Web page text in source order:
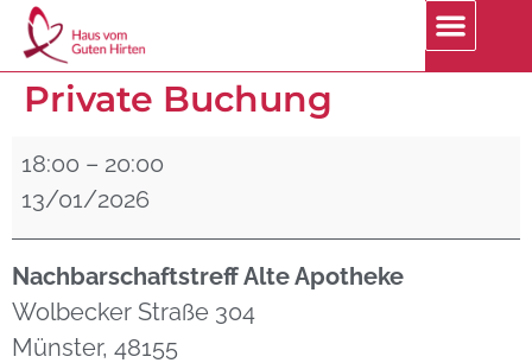
Private Buchung
18:00 – 20:00
13/01/2026
Nachbarschaftstreff Alte Apotheke
Wolbecker Straße 304
Münster, 48155